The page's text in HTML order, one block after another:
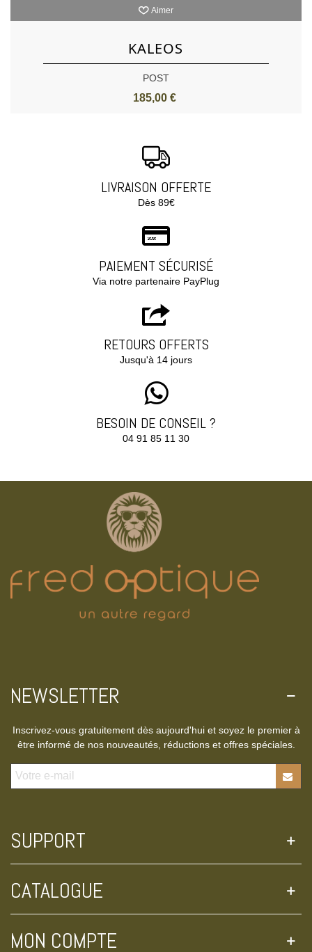
Aimer
KALEOS
POST
185,00 €
LIVRAISON OFFERTE
Dès 89€
PAIEMENT SÉCURISÉ
Via notre partenaire PayPlug
RETOURS OFFERTS
Jusqu'à 14 jours
BESOIN DE CONSEIL ?
04 91 85 11 30‬
NEWSLETTER
Inscrivez-vous gratuitement dès aujourd'hui et soyez le premier à
être informé de nos nouveautés, réductions et offres spéciales.
SUPPORT
CATALOGUE
MON COMPTE